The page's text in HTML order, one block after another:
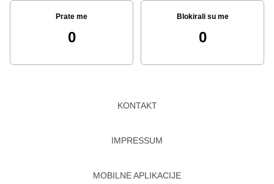
Prate me
0
Blokirali su me
0
KONTAKT
IMPRESSUM
MOBILNE APLIKACIJE